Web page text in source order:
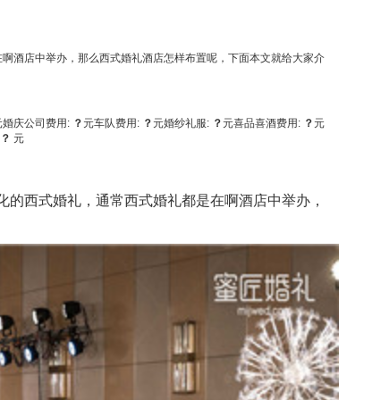
店中举办，那么西式婚礼酒店怎样布置呢，下面本文就给大家介
婚庆公司费用: ？元车队费用: ？元婚纱礼服: ？元喜品喜酒费用: ？元
？ 元
西式婚礼，通常西式婚礼都是在啊酒店中举办，